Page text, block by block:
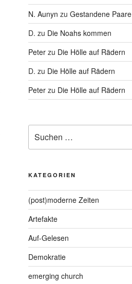
N. Aunyn zu Gestandene Paare
D. zu Die Noahs kommen
Peterzu Die Hölle auf Rädern
D. zu Die Hölle auf Rädern
Peterzu Die Hölle auf Rädern
nach:
KATEGORIEN
(post)moderne Zeiten
Artefakte
Auf-Gelesen
Demokratie
emerging church